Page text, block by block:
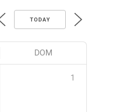
TODAY
DOM
1